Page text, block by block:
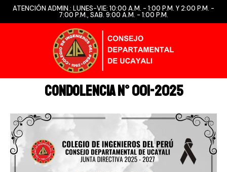
ATENCIÓN ADMIN.: LUNES-VIE: 10:00 A.M. - 1:00 P.M. Y 2:00 P.M. -
7:00 P.M., SAB. 9:00 A.M. - 1:00 P.M.
CONDOLENCIA N° 001-2025